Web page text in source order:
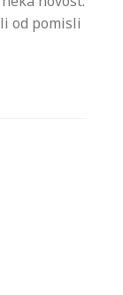
od pomisli